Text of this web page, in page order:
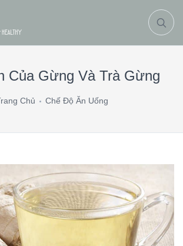
Của Gừng Và Trà Gừng
Chủ Chế Độ Ăn Uống